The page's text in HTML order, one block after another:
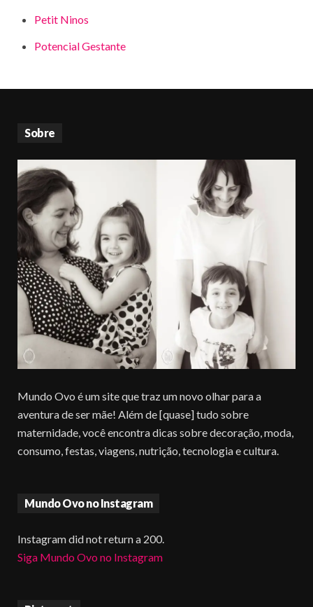
Petit Ninos
Potencial Gestante
Sobre
Mundo Ovo é um site que traz um novo olhar para a
aventura de ser mãe! Além de [quase] tudo sobre
maternidade, você encontra dicas sobre decoração, moda,
consumo, festas, viagens, nutrição, tecnologia e cultura.
Mundo Ovo no Instagram
Instagram did not return a 200.
Siga Mundo Ovo no Instagram